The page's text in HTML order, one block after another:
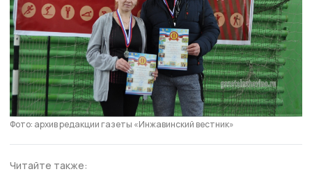
Фото: архив редакции газеты «Инжавинский вестник»
Читайте также: